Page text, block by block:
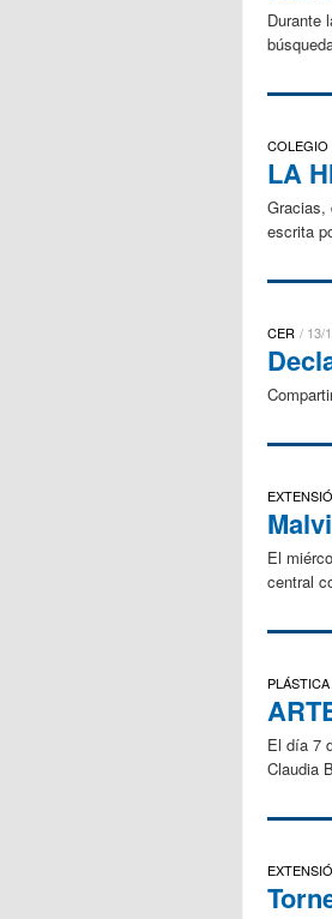
Durante
COLEGIO
LA
Gracias,
escrita
CER 13/
El
central
PLÁSTICA
El día 7
Claudia